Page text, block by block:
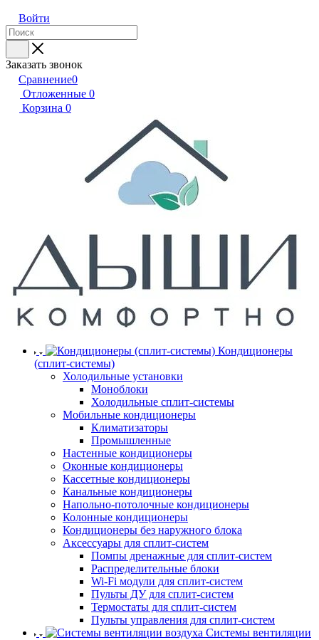
Войти
Заказать звонок
Сравнение0
Отложенные 0
Корзина 0
Кондиционеры
(сплит-системы)
Холодильные установки
Моноблоки
Холодильные сплит-системы
Мобильные кондиционеры
Климатизаторы
Промышленные
Настенные кондиционеры
Оконные кондиционеры
Кассетные кондиционеры
Канальные кондиционеры
Напольно-потолочные кондиционеры
Колонные кондиционеры
Кондиционеры без наружного блока
Аксессуары для сплит-систем
Помпы дренажные для сплит-систем
Распределительные блоки
Wi-Fi модули для сплит-систем
Пульты ДУ для сплит-систем
Термостаты для сплит-систем
Пульты управления для сплит-систем
Системы вентиляции